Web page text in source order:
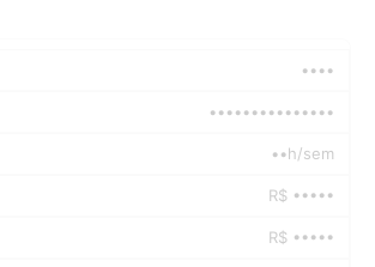
••••
•••••••••••••••
••h/sem
R$ •••••
R$ •••••